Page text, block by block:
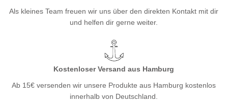
Als kleines Team freuen wir uns über den direkten Kontakt mit dir
und helfen dir gerne weiter.
Kostenloser Versand aus Hamburg
Ab 15€ versenden wir unsere Produkte aus Hamburg kostenlos
innerhalb von Deutschland.